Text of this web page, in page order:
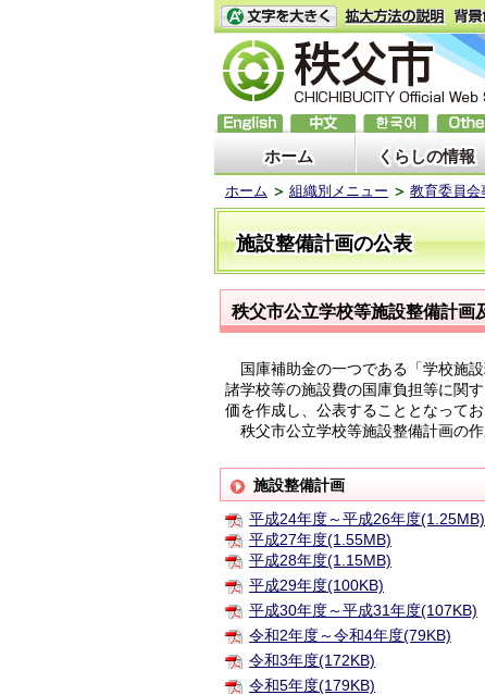
ホーム くらしの情報
ホーム 組織別メニュー 教育委員会
施設整備計画の公表
秩父市公立学校等施設整備計画
国庫補助金の一つである「学校施
諸学校等の施設費の国庫負担等に関
価を作成し、公表することとなってお
秩父市公立学校等施設整備計画の
施設整備計画
平成24年度～平成26年度(1.25MB)
平成27年度(1.55MB)
平成28年度(1.15MB)
平成29年度(100KB)
平成30年度～平成31年度(107KB)
令和2年度～令和4年度(79KB)
令和3年度(172KB)
令和5年度(179KB)